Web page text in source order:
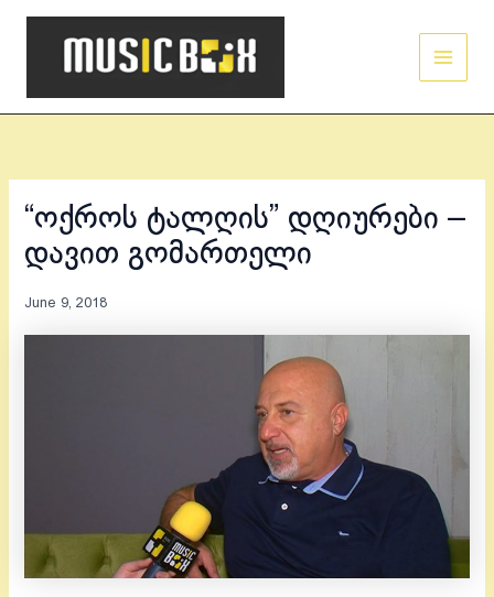
Skip
“ოქროს ტალღის” დღიურები –
დავით გომართელი
June 9, 2018